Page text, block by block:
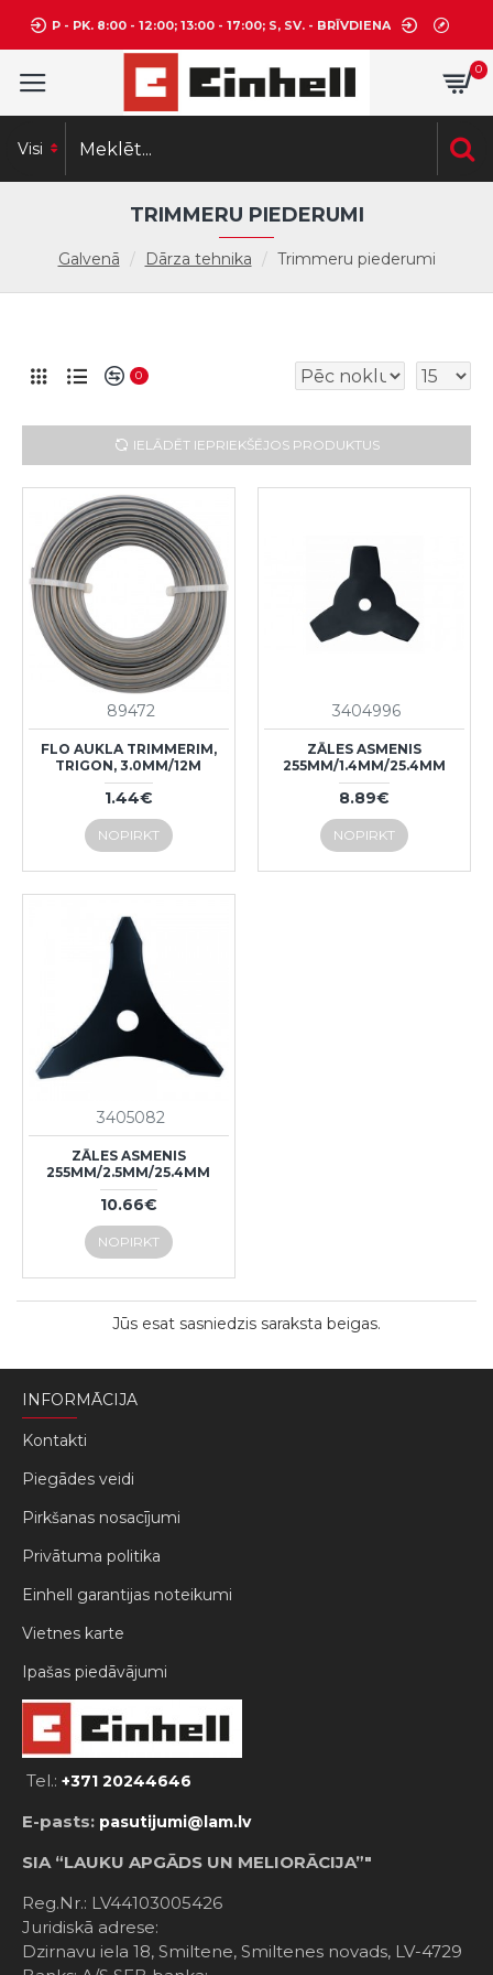
P - PK. 8:00 - 12:00; 13:00 - 17:00; S, SV. - BRĪVDIENA
0
Visi
Galvenā Dārza tehnika Trimmeru piederumi
TRIMMERU PIEDERUMI
0
IELĀDĒT IEPRIEKŠĒJOS PRODUKTUS
89472
FLO AUKLA TRIMMERIM,
TRIGON, 3.0MM/12M
1.44€
NOPIRKT
3404996
ZĀLES ASMENIS
255MM/1.4MM/25.4MM
8.89€
NOPIRKT
3405082
ZĀLES ASMENIS
255MM/2.5MM/25.4MM
10.66€
NOPIRKT
Jūs esat sasniedzis saraksta beigas.
INFORMĀCIJA
Kontakti
Piegādes veidi
Pirkšanas nosacījumi
Privātuma politika
Einhell garantijas noteikumi
Vietnes karte
Ipašas piedāvājumi
Tel.: +371 20244646
E-pasts: pasutijumi@lam.lv
SIA “LAUKU APGĀDS UN MELIORĀCIJA”"
Reg.Nr.: LV44103005426
Juridiskā adrese:
Dzirnavu iela 18, Smiltene, Smiltenes novads, LV-4729